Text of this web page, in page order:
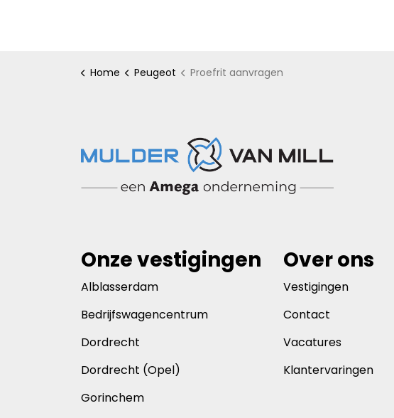
Home Peugeot Proefrit aanvragen
Onze vestigingen
Alblasserdam
Bedrijfswagencentrum
Dordrecht
Dordrecht (Opel)
Gorinchem
Over ons
Vestigingen
Contact
Vacatures
Klantervaringen